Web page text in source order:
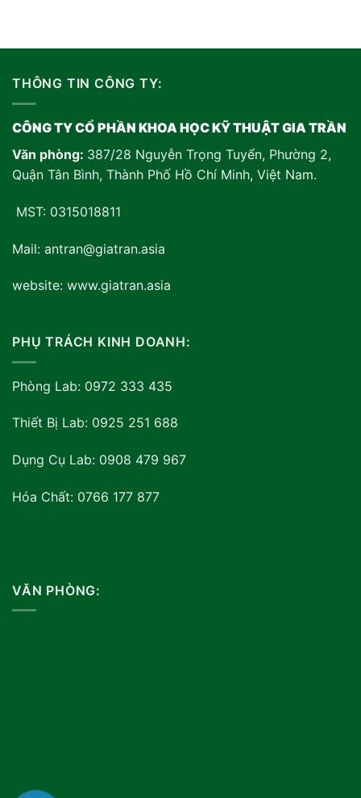
THÔNG TIN CÔNG TY:
CÔNG TY CỔ PHẦN KHOA HỌC KỸ THUẬT GIA TRẦN
Văn phòng: 387/28 Nguyễn Trọng Tuyển, Phường 2,
Quận Tân Bình, Thành Phố Hồ Chí Minh, Việt Nam.
MST: 0315018811
Mail: antran@giatran.asia
website: www.giatran.asia
PHỤ TRÁCH KINH DOANH:
Phòng Lab: 0972 333 435
Thiết Bị Lab: 0925 251 688
Dụng Cụ Lab: 0908 479 967
Hóa Chất: 0766 177 877
VĂN PHÒNG: